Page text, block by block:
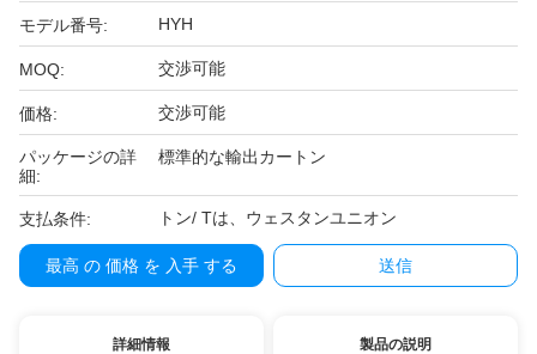
モデル番号: HYH
MOQ: 交渉可能
価格: 交渉可能
パッケージの詳
細:
標準的な輸出カートン
支払条件: トン/ Tは、ウェスタンユニオン
最高 の 価格 を 入手 する 送信
詳細情報 製品の説明